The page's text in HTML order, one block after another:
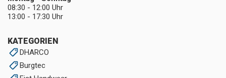
KATEGORIEN
DHARCO
Burgtec
08:30 - 12:00 Uhr
13:00 - 17:30 Uhr